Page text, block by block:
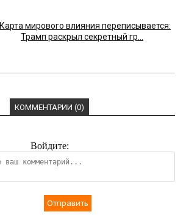
Карта мирового влияния переписывается:
Трамп раскрыл секретный гр...
КОММЕНТАРИИ (0)
Войдите:
Отправить